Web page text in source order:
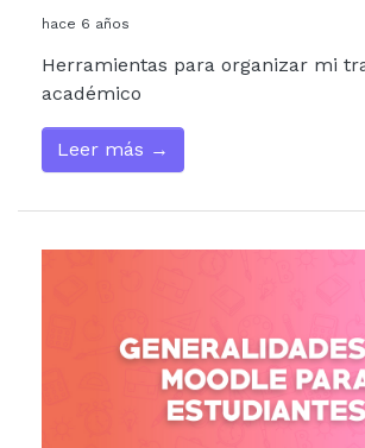
hace 6 años
Herramientas para organizar mi
académico
Leer más →